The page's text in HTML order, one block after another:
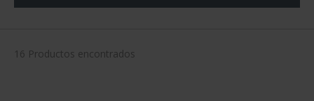
16 Productos encontrados